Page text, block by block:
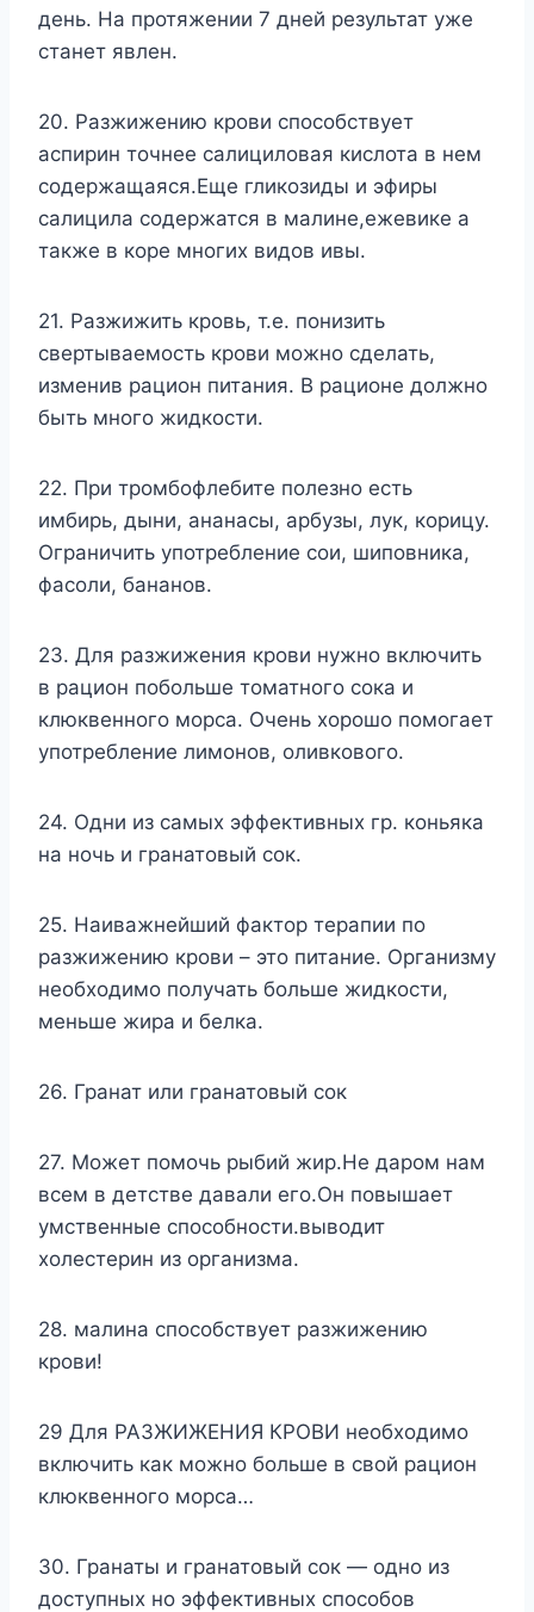
день. На протяжении 7 дней результат уже
станет явлен.
20. Разжижению крови способствует
аспирин точнее салициловая кислота в нем
содержащаяся.Еще гликозиды и эфиры
салицила содержатся в малине,ежевике а
также в коре многих видов ивы.
21. Разжижить кровь, т.е. понизить
свертываемость крови можно сделать,
изменив рацион питания. В рационе должно
быть много жидкости.
22. При тромбофлебите полезно есть
имбирь, дыни, ананасы, арбузы, лук, корицу.
Ограничить употребление сои, шиповника,
фасоли, бананов.
23. Для разжижения крови нужно включить
в рацион побольше томатного сока и
клюквенного морса. Очень хорошо помогает
употребление лимонов, оливкового.
24. Одни из самых эффективных гр. коньяка
на ночь и гранатовый сок.
25. Наиважнейший фактор терапии по
разжижению крови – это питание. Организму
необходимо получать больше жидкости,
меньше жира и белка.
26. Гранат или гранатовый сок
27. Может помочь рыбий жир.Не даром нам
всем в детстве давали его.Он повышает
умственные способности.выводит
холестерин из организма.
28. малина способствует разжижению
крови!
29 Для РАЗЖИЖЕНИЯ КРОВИ необходимо
включить как можно больше в свой рацион
клюквенного морса…
30. Гранаты и гранатовый сок — одно из
доступных но эффективных способов